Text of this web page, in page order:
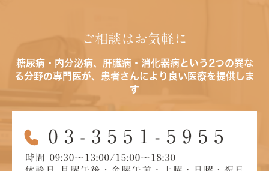
ご相談はお気軽に
糖尿病・内分泌病、肝臓病・消化器病という2つの異な
る分野の専門医が、患者さんにより良い医療を提供しま
す